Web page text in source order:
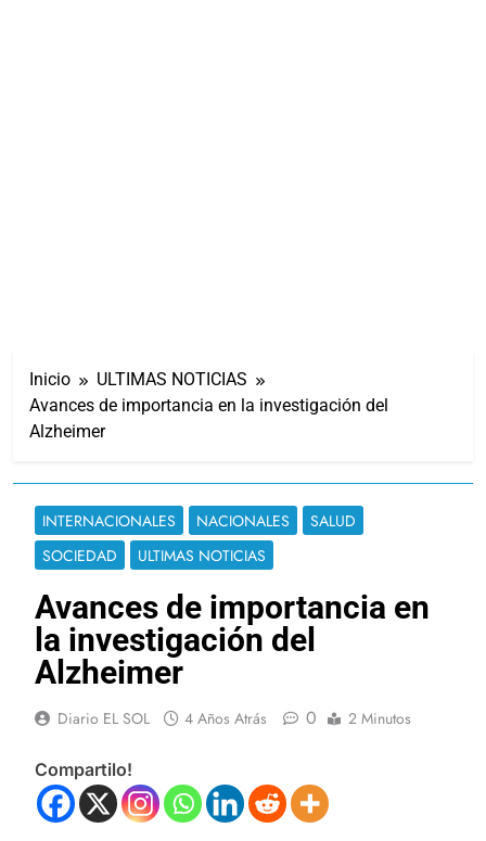
Inicio
ULTIMAS NOTICIAS
Avances de importancia en la investigación del
Alzheimer
INTERNACIONALES NACIONALES
SALUD
SOCIEDAD
ULTIMAS NOTICIAS
Avances de importancia en
la investigación del
Alzheimer
Diario EL SOL 4 Años Atrás 0 2 Minutos
Compartilo!